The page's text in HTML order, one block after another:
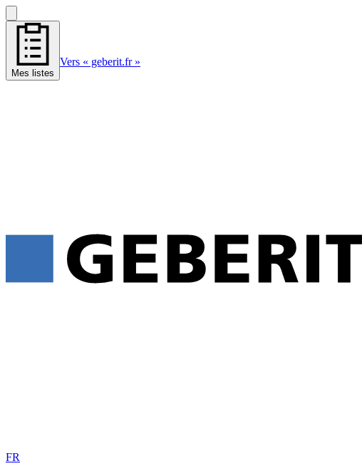
Mes listes
Vers « geberit.fr »
FR